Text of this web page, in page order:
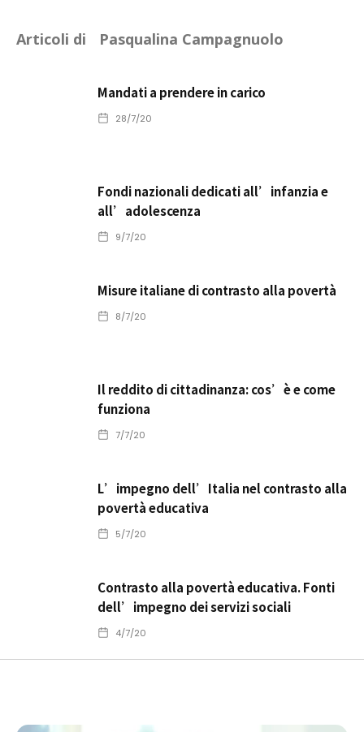
Articoli di Pasqualina Campagnuolo
Mandati a prendere in carico
28/7/20
Fondi nazionali dedicati all’infanzia e
all’adolescenza
9/7/20
Misure italiane di contrasto alla povertà
8/7/20
Il reddito di cittadinanza: cos’è e come
funziona
7/7/20
L’impegno dell’Italia nel contrasto alla
povertà educativa
5/7/20
Contrasto alla povertà educativa. Fonti
dell’impegno dei servizi sociali
4/7/20